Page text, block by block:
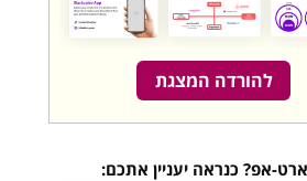
להורדה המצגת
אפ? כנראה יעניין אתכם: